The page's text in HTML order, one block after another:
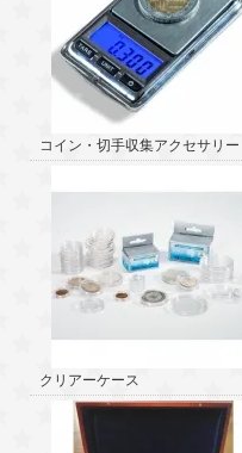
コイン・切手収集アクセサリー
クリアーケース